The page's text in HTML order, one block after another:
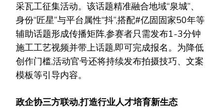
采瓦工征集活动。该话题精准融合地域“泉城”、
身份“匠星”与平台属性“抖”,搭配#亿固固家50年等
辅助话题形成传播矩阵,参赛者只需发布1-3分钟
施工工艺视频并带上话题,即可完成报名。为降低
创作门槛,活动官号还将持续发布拍摄技巧、文案
模板等引导内容。
政企协三方联动,打造行业人才培育新生态